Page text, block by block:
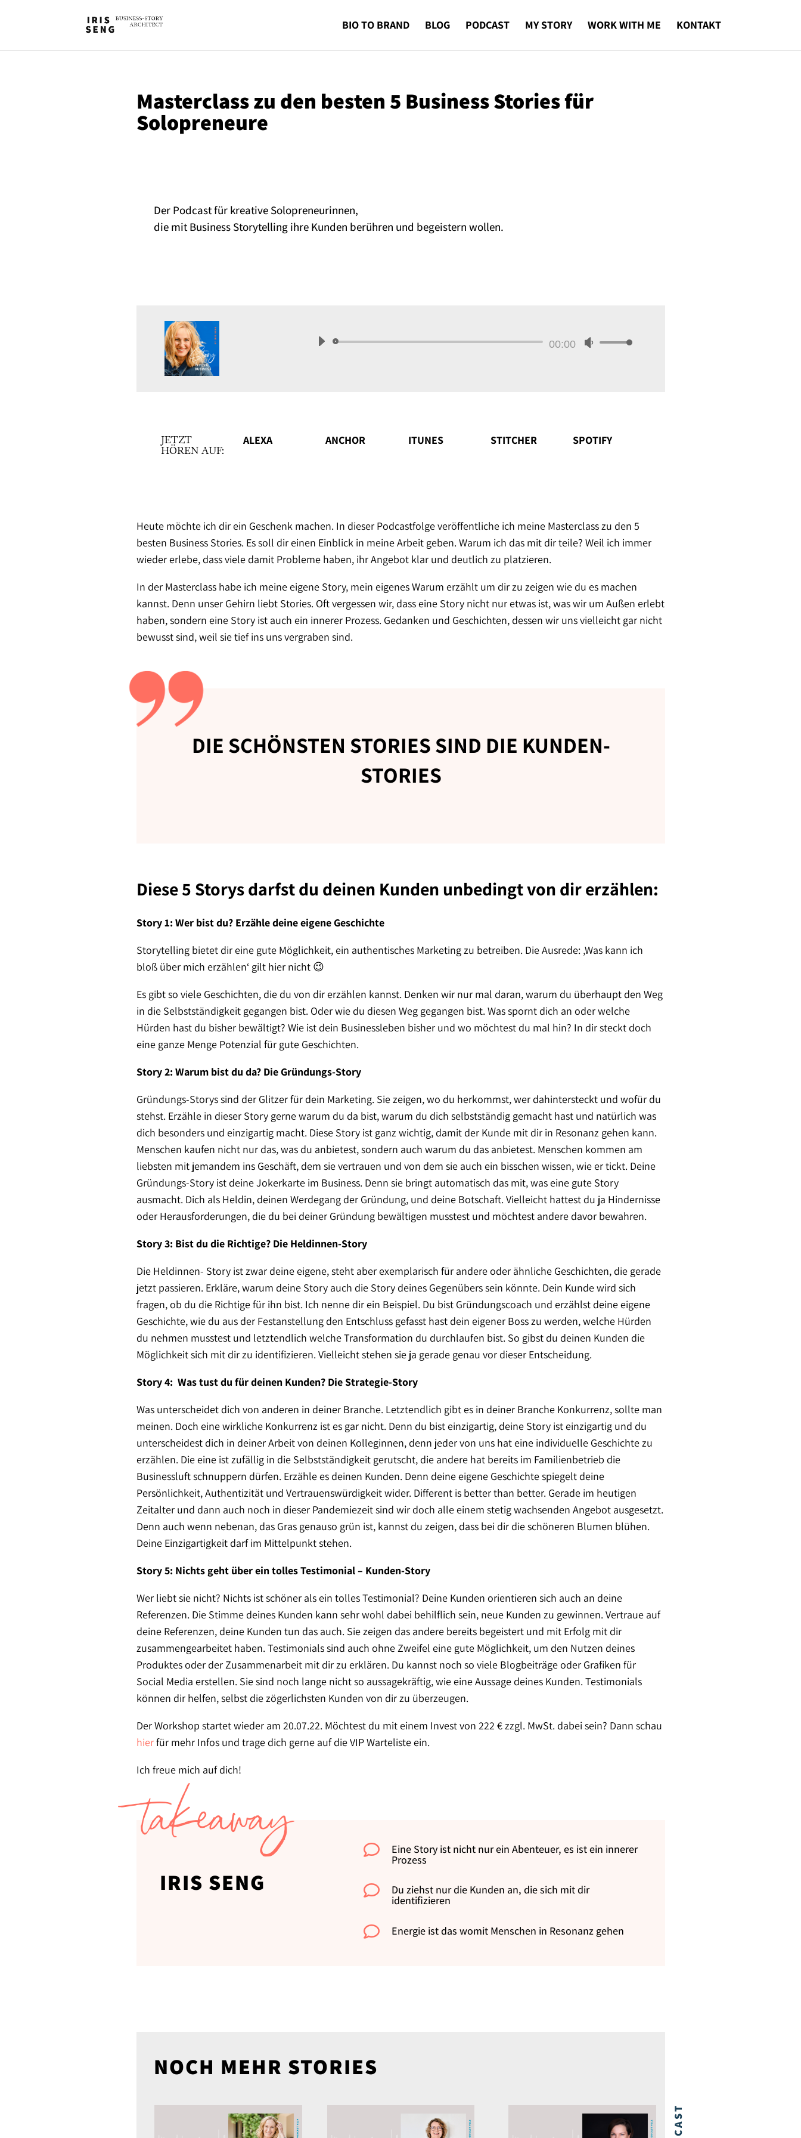
BIO TO BRAND BLOG PODCAST MY STORY WORK WITH ME KONTAKT
Masterclass zu den besten 5 Business Stories für
Solopreneure
Der Podcast für kreative Solopreneurinnen,
die mit Business Storytelling ihre Kunden berühren und begeistern wollen.
Audio-
00:00
Pfeiltasten
zu
JETZT
HÖREN AUF:
ALEXA ANCHOR ITUNES STITCHER SPOTIFY
Heute möchte ich dir ein Geschenk machen. In dieser Podcastfolge veröffentliche ich meine Masterclass zu den 5
besten Business Stories. Es soll dir einen Einblick in meine Arbeit geben. Warum ich das mit dir teile? Weil ich immer
wieder erlebe, dass viele damit Probleme haben, ihr Angebot klar und deutlich zu platzieren.
In der Masterclass habe ich meine eigene Story, mein eigenes Warum erzählt um dir zu zeigen wie du es machen
kannst. Denn unser Gehirn liebt Stories. Oft vergessen wir, dass eine Story nicht nur etwas ist, was wir um Außen erlebt
haben, sondern eine Story ist auch ein innerer Prozess. Gedanken und Geschichten, dessen wir uns vielleicht gar nicht
bewusst sind, weil sie tief ins uns vergraben sind.
DIE SCHÖNSTEN STORIES SIND DIE KUNDEN-
STORIES
Diese 5 Storys darfst du deinen Kunden unbedingt von dir erzählen:
Story 1: Wer bist du? Erzähle deine eigene Geschichte
Storytelling bietet dir eine gute Möglichkeit, ein authentisches Marketing zu betreiben. Die Ausrede: ‚Was kann ich
bloß über mich erzählen‘ gilt hier nicht 😉
Es gibt so viele Geschichten, die du von dir erzählen kannst. Denken wir nur mal daran, warum du überhaupt den Weg
in die Selbstständigkeit gegangen bist. Oder wie du diesen Weg gegangen bist. Was spornt dich an oder welche
Hürden hast du bisher bewältigt? Wie ist dein Businessleben bisher und wo möchtest du mal hin? In dir steckt doch
eine ganze Menge Potenzial für gute Geschichten.
Story 2: Warum bist du da? Die Gründungs-Story
Gründungs-Storys sind der Glitzer für dein Marketing. Sie zeigen, wo du herkommst, wer dahintersteckt und wofür du
stehst. Erzähle in dieser Story gerne warum du da bist, warum du dich selbstständig gemacht hast und natürlich was
dich besonders und einzigartig macht. Diese Story ist ganz wichtig, damit der Kunde mit dir in Resonanz gehen kann.
Menschen kaufen nicht nur das, was du anbietest, sondern auch warum du das anbietest. Menschen kommen am
liebsten mit jemandem ins Geschäft, dem sie vertrauen und von dem sie auch ein bisschen wissen, wie er tickt. Deine
Gründungs-Story ist deine Jokerkarte im Business. Denn sie bringt automatisch das mit, was eine gute Story
ausmacht. Dich als Heldin, deinen Werdegang der Gründung, und deine Botschaft. Vielleicht hattest du ja Hindernisse
oder Herausforderungen, die du bei deiner Gründung bewältigen musstest und möchtest andere davor bewahren.
Story 3: Bist du die Richtige? Die Heldinnen-Story
Die Heldinnen- Story ist zwar deine eigene, steht aber exemplarisch für andere oder ähnliche Geschichten, die gerade
jetzt passieren. Erkläre, warum deine Story auch die Story deines Gegenübers sein könnte. Dein Kunde wird sich
fragen, ob du die Richtige für ihn bist. Ich nenne dir ein Beispiel. Du bist Gründungscoach und erzählst deine eigene
Geschichte, wie du aus der Festanstellung den Entschluss gefasst hast dein eigener Boss zu werden, welche Hürden
du nehmen musstest und letztendlich welche Transformation du durchlaufen bist. So gibst du deinen Kunden die
Möglichkeit sich mit dir zu identifizieren. Vielleicht stehen sie ja gerade genau vor dieser Entscheidung.
Story 4: Was tust du für deinen Kunden? Die Strategie-Story
Was unterscheidet dich von anderen in deiner Branche. Letztendlich gibt es in deiner Branche Konkurrenz, sollte man
meinen. Doch eine wirkliche Konkurrenz ist es gar nicht. Denn du bist einzigartig, deine Story ist einzigartig und du
unterscheidest dich in deiner Arbeit von deinen Kolleginnen, denn jeder von uns hat eine individuelle Geschichte zu
erzählen. Die eine ist zufällig in die Selbstständigkeit gerutscht, die andere hat bereits im Familienbetrieb die
Businessluft schnuppern dürfen. Erzähle es deinen Kunden. Denn deine eigene Geschichte spiegelt deine
Persönlichkeit, Authentizität und Vertrauenswürdigkeit wider. Different is better than better. Gerade im heutigen
Zeitalter und dann auch noch in dieser Pandemiezeit sind wir doch alle einem stetig wachsenden Angebot ausgesetzt.
Denn auch wenn nebenan, das Gras genauso grün ist, kannst du zeigen, dass bei dir die schöneren Blumen blühen.
Deine Einzigartigkeit darf im Mittelpunkt stehen.
Story 5: Nichts geht über ein tolles Testimonial – Kunden-Story
Wer liebt sie nicht? Nichts ist schöner als ein tolles Testimonial? Deine Kunden orientieren sich auch an deine
Referenzen. Die Stimme deines Kunden kann sehr wohl dabei behilflich sein, neue Kunden zu gewinnen. Vertraue auf
deine Referenzen, deine Kunden tun das auch. Sie zeigen das andere bereits begeistert und mit Erfolg mit dir
zusammengearbeitet haben. Testimonials sind auch ohne Zweifel eine gute Möglichkeit, um den Nutzen deines
Produktes oder der Zusammenarbeit mit dir zu erklären. Du kannst noch so viele Blogbeiträge oder Grafiken für
Social Media erstellen. Sie sind noch lange nicht so aussagekräftig, wie eine Aussage deines Kunden. Testimonials
können dir helfen, selbst die zögerlichsten Kunden von dir zu überzeugen.
Der Workshop startet wieder am 20.07.22. Möchtest du mit einem Invest von 222 € zzgl. MwSt. dabei sein? Dann schau
hierfür mehr Infos und trage dich gerne auf die VIP Warteliste ein.
Ich freue mich auf dich!
takeaway
IRIS SENG
 Eine Story ist nicht nur ein Abenteuer, es ist ein innerer
Prozess
 Du ziehst nur die Kunden an, die sich mit dir
identifizieren
 Energie ist das womit Menschen in Resonanz gehen
NOCH MEHR STORIES